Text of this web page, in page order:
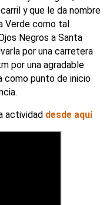
y que le da nombre
Verde como tal
Negros a Santa
por una carretera
por una agradable
como punto de inicio
actividad desde aquí